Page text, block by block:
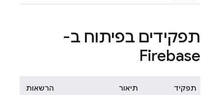
תפקידים בפיתוח ב-
Firebase
תפקיד תיאור הרשאות